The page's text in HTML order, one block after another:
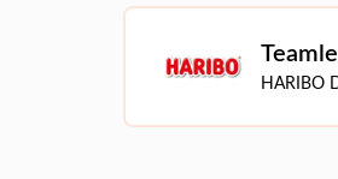
HARIBO